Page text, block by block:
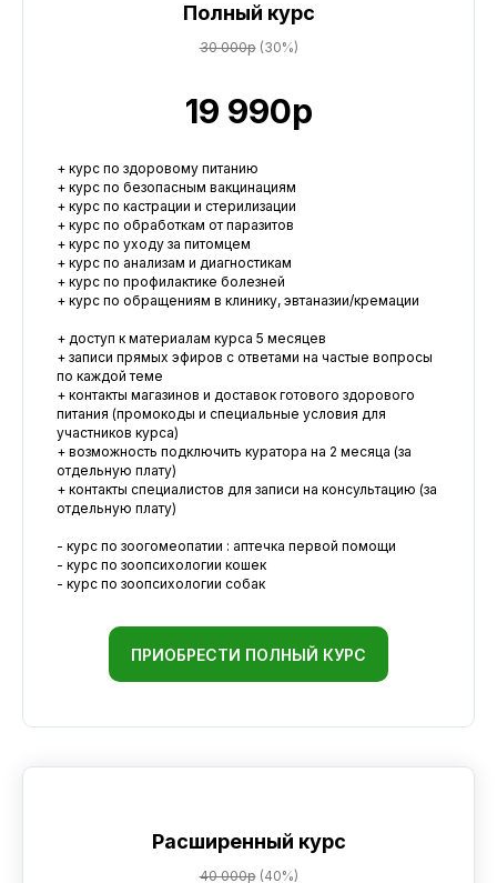
Полный курс
30 000р(30%)
19 990р
+ курс по здоровому питанию
+ курс по безопасным вакцинациям
+ курс по кастрации и стерилизации
+ курс по обработкам от паразитов
+ курс по уходу за питомцем
+ курс по анализам и диагностикам
+ курс по профилактике болезней
+ курс по обращениям в клинику, эвтаназии/кремации
+ доступ к материалам курса 5 месяцев
+ записи прямых эфиров с ответами на частые вопросы
по каждой теме
+ контакты магазинов и доставок готового здорового
питания (промокоды и специальные условия для
участников курса)
+ возможность подключить куратора на 2 месяца (за
отдельную плату)
+ контакты специалистов для записи на консультацию (за
отдельную плату)
- курс по зоогомеопатии : аптечка первой помощи
- курс по зоопсихологии кошек
- курс по зоопсихологии собак
ПРИОБРЕСТИ ПОЛНЫЙ КУРС
Расширенный курс
40 000р(40%)